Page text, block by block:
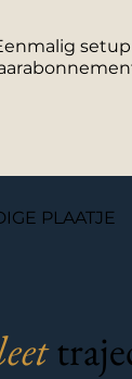
setup
PLAATJE